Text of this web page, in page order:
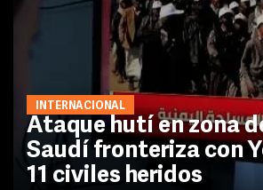
INTERNACIONAL
Ataque hutí en zona
Saudí fronteriza con
11 civiles heridos